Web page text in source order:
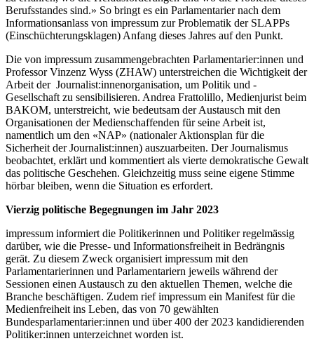
Berufsstandes sind.» So bringt es ein Parlamentarier nach dem
Informationsanlass von impressum zur Problematik der SLAPPs
(Einschüchterungsklagen) Anfang dieses Jahres auf den Punkt.
Die von impressum zusammengebrachten Parlamentarier:innen und
Professor Vinzenz Wyss (ZHAW) unterstreichen die Wichtigkeit der
Arbeit der Journa­­list:innenorganisation, um Politik und ­
Gesellschaft zu sensibilisieren. Andrea ­Frattolillo, Medienjurist beim
BAKOM, unterstreicht, wie bedeutsam der Austausch mit den
Organisationen der ­Medienschaffenden für seine Arbeit ist,
namentlich um den «NAP» (natio­naler Aktionsplan für die
Sicherheit der Journalist:innen) auszuarbeiten. Der Journalismus
beobachtet, erklärt und kommentiert als vierte demokratische Gewalt
das politische Geschehen. Gleichzeitig muss seine eigene Stimme
hörbar bleiben, wenn die Situation es erfordert.
Vierzig politische Begegnungen im Jahr 2023
impressum informiert die Politikerinnen und Politiker regelmässig
darüber, wie die Presse- und Informationsfreiheit in Bedrängnis
gerät. Zu diesem Zweck ­organisiert impressum mit den
Parlamentarierinnen und Parlamentariern jeweils während der
Sessionen einen Austausch zu den aktuellen Themen, welche die
Branche beschäftigen. Zudem rief impressum ein Manifest für die
Medien­freiheit ins Leben, das von 70 gewählten
Bundesparlamentarier:innen und über 400 der 2023 kandidierenden
Politik­er:innen unterzeichnet worden ist.